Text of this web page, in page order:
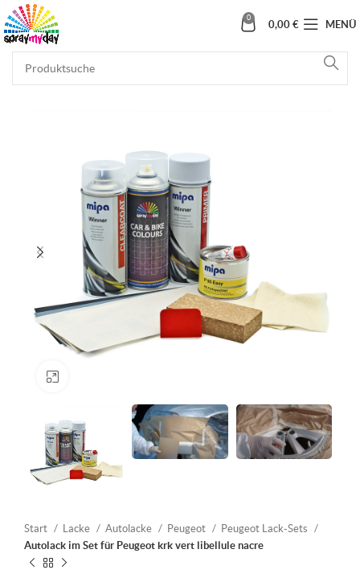
0
0,00 € MENÜ
Start Lacke Autolacke Peugeot
Peugeot Lack-Sets
Autolack im Set für Peugeot krk vert libellule nacre